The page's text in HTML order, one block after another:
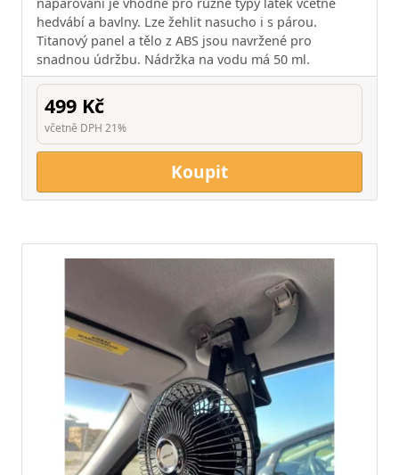
hedvábí a bavlny. Lze žehlit nasucho i s párou.
Titanový panel a tělo z ABS jsou navržené pro
snadnou údržbu. Nádržka na vodu má 50 ml.
499 Kč
včetně DPH 21%
Koupit